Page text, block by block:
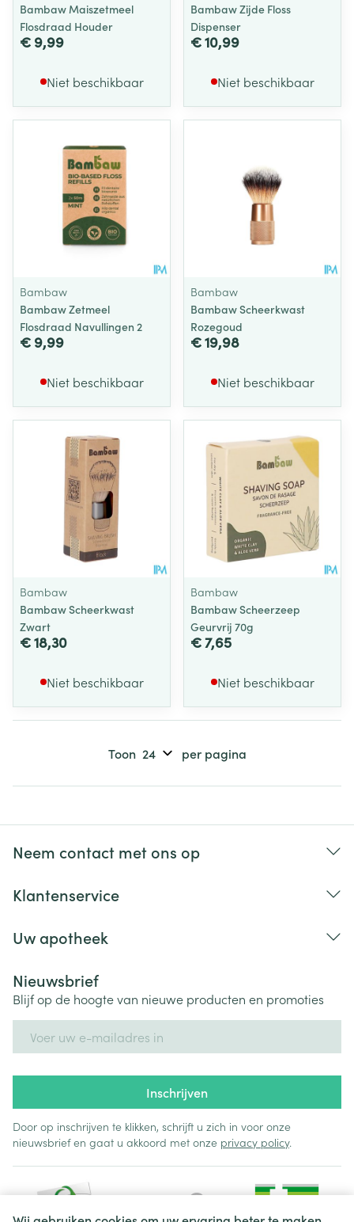
Bambaw Maiszetmeel
Flosdraad Houder
€ 9,99
Niet beschikbaar
Bambaw Zijde Floss
Dispenser
€ 10,99
Niet beschikbaar
Bambaw
Bambaw Zetmeel
Flosdraad Navullingen 2
€ 9,99
Niet beschikbaar
Bambaw
Bambaw Scheerkwast
Rozegoud
€ 19,98
Niet beschikbaar
Bambaw
Bambaw Scheerkwast
Zwart
€ 18,30
Niet beschikbaar
Bambaw
Bambaw Scheerzeep
Geurvrij 70g
€ 7,65
Niet beschikbaar
Toon per pagina
Neem contact met ons op
Klantenservice
Uw apotheek
Nieuwsbrief
Blijf op de hoogte van nieuwe producten en promoties
Inschrijven
Door op inschrijven te klikken, schrijft u zich in voor onze
nieuwsbrief en gaat u akkoord met onze privacy policy.